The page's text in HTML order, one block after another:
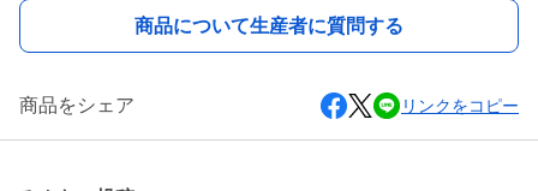
商品について生産者に質問する
商品をシェア リンクをコピー